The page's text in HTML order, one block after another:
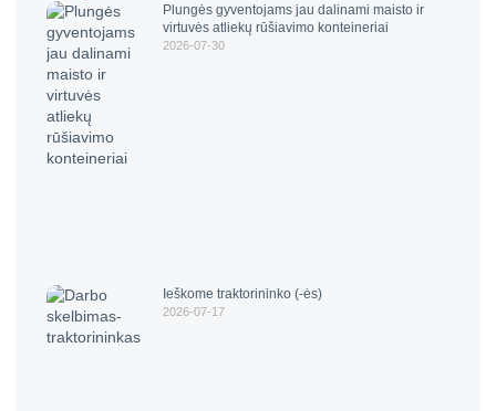
Plungės gyventojams jau dalinami maisto ir
virtuvės atliekų rūšiavimo konteineriai
2026-07-30
Ieškome traktorininko (-ės)
2026-07-17